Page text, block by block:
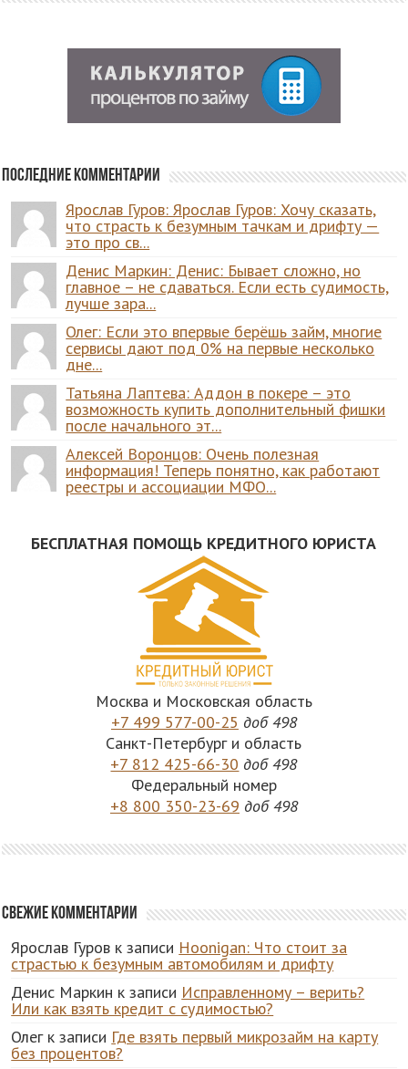
Последние комментарии
Ярослав Гуров: Ярослав Гуров: Хочу сказать,
что страсть к безумным тачкам и дрифту —
это про св...
Денис Маркин: Денис: Бывает сложно, но
главное – не сдаваться. Если есть судимость,
лучше зара...
Олег: Если это впервые берёшь займ, многие
сервисы дают под 0% на первые несколько
дне...
Татьяна Лаптева: Аддон в покере – это
возможность купить дополнительный фишки
после начального эт...
Алексей Воронцов: Очень полезная
информация! Теперь понятно, как работают
реестры и ассоциации МФО...
БЕСПЛАТНАЯ ПОМОЩЬ КРЕДИТНОГО ЮРИСТА
Москва и Московская область
+7 499 577-00-25 доб 498
Санкт-Петербург и область
+7 812 425-66-30 доб 498
Федеральный номер
+8 800 350-23-69 доб 498
Свежие комментарии
Ярослав Гуров к записи Hoonigan: Что стоит за
страстью к безумным автомобилям и дрифту
Денис Маркин к записи Исправленному – верить?
Или как взять кредит с судимостью?
Олегк записи Где взять первый микрозайм на карту
без процентов?